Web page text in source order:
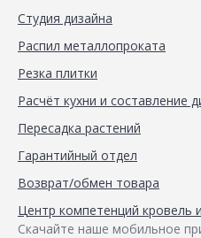
Студия дизайна
Распил металлопроката
Резка плитки
Расчёт кухни и составление
Пересадка растений
Гарантийный отдел
Возврат/обмен товара
Центр компетенций кровель
Скачайте наше мобильное